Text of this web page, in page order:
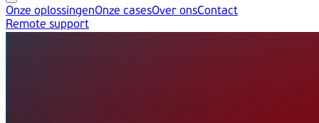
Onze oplossingenOnze casesOver onsContact
Remote support